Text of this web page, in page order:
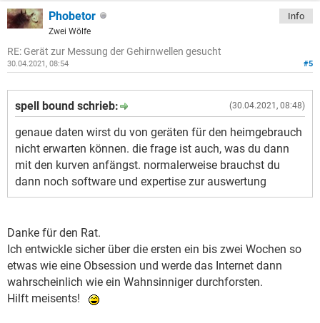
Phobetor
Zwei Wölfe
Info
RE: Gerät zur Messung der Gehirnwellen gesucht
#5
30.04.2021, 08:54
(30.04.2021, 08:48)
spell bound schrieb:
genaue daten wirst du von geräten für den heimgebrauch
nicht erwarten können. die frage ist auch, was du dann
mit den kurven anfängst. normalerweise brauchst du
dann noch software und expertise zur auswertung
Danke für den Rat.
Ich entwickle sicher über die ersten ein bis zwei Wochen so
etwas wie eine Obsession und werde das Internet dann
wahrscheinlich wie ein Wahnsinniger durchforsten.
Hilft meisents!